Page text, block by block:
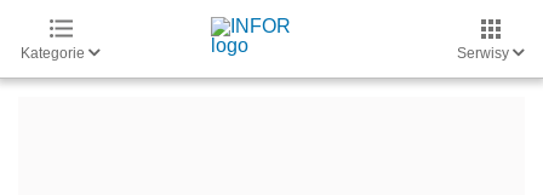
Kategorie Serwisy